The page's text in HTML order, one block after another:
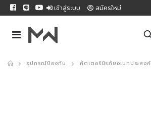
เข้าสู่ระบบ สมัครใหม่
อุปกรณ์ป้องกัน คัตเตอร์นิรภัยอเนกประสงค์